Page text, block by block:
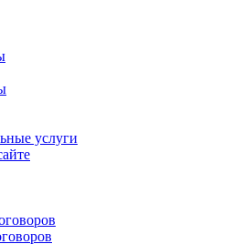
услуги